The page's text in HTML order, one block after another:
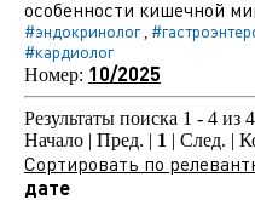
особенности кишечной
#эндокринолог,
#кардиолог
Номер: 10/2025
Результаты поиска 1 - 4 из 4
Начало | Пред. | 1 | След. |
Сортировать по
дате